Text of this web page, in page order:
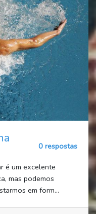
0 respostas
é um excelente
mas podemos
em form...